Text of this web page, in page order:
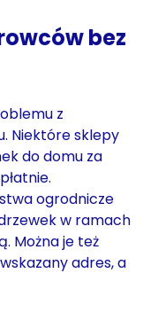
bez
z
Niektóre sklepy
do domu za
ogrodnicze
w ramach
Można je też
adres, a